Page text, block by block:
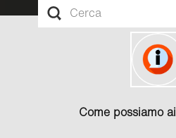
Come possiamo